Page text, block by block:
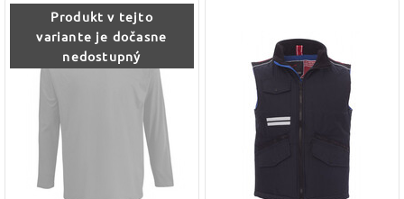
Produkt v tejto
variante je dočasne
nedostupný